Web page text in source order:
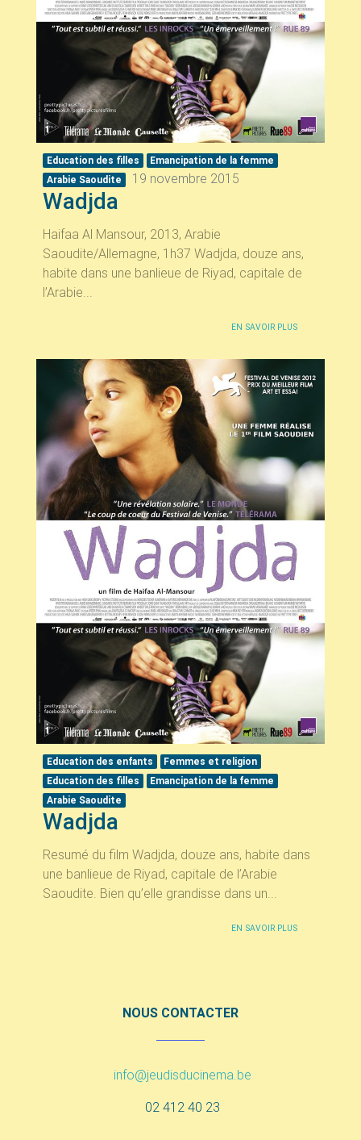
Education des filles
Emancipation de la femme
Arabie Saoudite
19 novembre 2015
Wadjda
Haifaa Al Mansour, 2013, Arabie
Saoudite/Allemagne, 1h37 Wadjda, douze ans,
habite dans une banlieue de Riyad, capitale de
l’Arabie...
EN SAVOIR PLUS
Education des enfants
Femmes et religion
Education des filles
Emancipation de la femme
Arabie Saoudite
Wadjda
Resumé du film Wadjda, douze ans, habite dans
une banlieue de Riyad, capitale de l’Arabie
Saoudite. Bien qu’elle grandisse dans un...
EN SAVOIR PLUS
NOUS CONTACTER
info@jeudisducinema.be
02 412 40 23